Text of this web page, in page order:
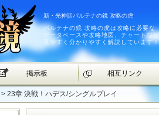
新・光神話パルテナの鏡 攻略の虎
パルテナの鏡 攻略の虎は攻略に必要な
データベースや攻略地図、チャートな
見やすく分かりやすく解説しています！
> 23章 決戦！ハデス/シングルプレイ
掲示板 相互リンク